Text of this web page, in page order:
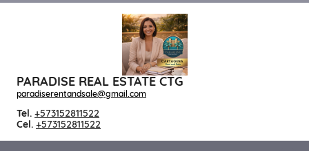
PARADISE REAL ESTATE CTG
paradiserentandsale@gmail.com
Tel. +573152811522
Cel. +573152811522